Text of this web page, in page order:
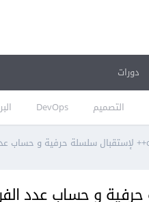
التصميم DevOps
دورات